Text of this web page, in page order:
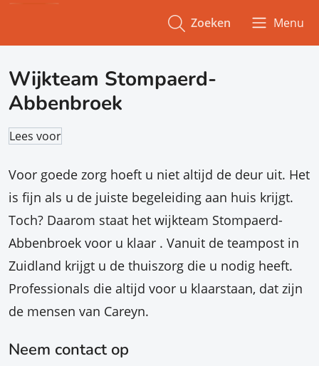
Zoeken Menu
Wijkteam Stompaerd-
Abbenbroek
Lees voor
Voor goede zorg hoeft u niet altijd de deur uit. Het
is fijn als u de juiste begeleiding aan huis krijgt.
Toch? Daarom staat het wijkteam Stompaerd-
Abbenbroek voor u klaar . Vanuit de teampost in
Zuidland krijgt u de thuiszorg die u nodig heeft.
Professionals die altijd voor u klaarstaan, dat zijn
de mensen van Careyn.
Neem contact op